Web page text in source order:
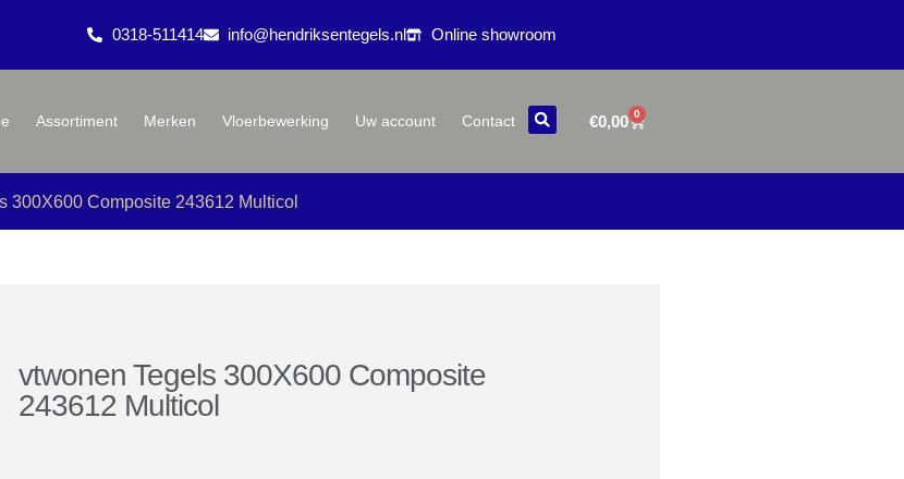
0318-511414 info@hendriksentegels.nl Online showroom
Assortiment Merken Vloerbewerking Uw account Contact €0,00 0
300X600 Composite 243612 Multicol
vtwonen Tegels 300X600 Composite
243612 Multicol